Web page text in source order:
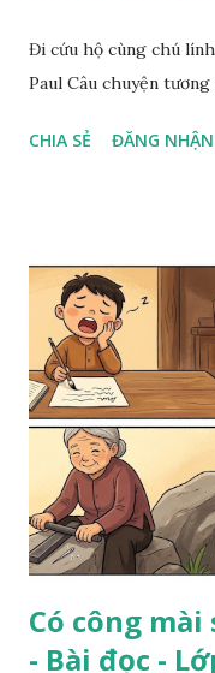
Đi cứu hộ cùng chú
Paul Câu chuyện
CHIA SẺ ĐĂNG
Có công
- Bài đọc -